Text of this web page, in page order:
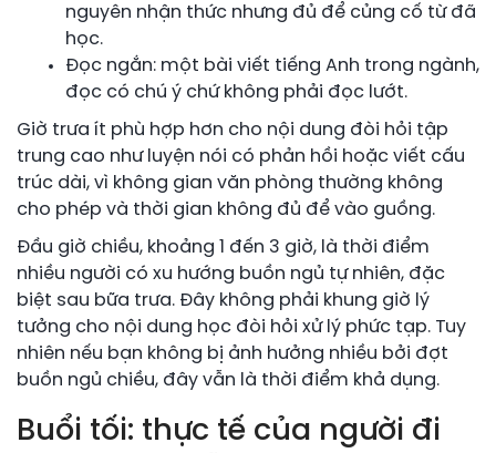
nguyên nhận thức nhưng đủ để củng cố từ đã
học.
Đọc ngắn: một bài viết tiếng Anh trong ngành,
đọc có chú ý chứ không phải đọc lướt.
Giờ trưa ít phù hợp hơn cho nội dung đòi hỏi tập
trung cao như luyện nói có phản hồi hoặc viết cấu
trúc dài, vì không gian văn phòng thường không
cho phép và thời gian không đủ để vào guồng.
Đầu giờ chiều, khoảng 1 đến 3 giờ, là thời điểm
nhiều người có xu hướng buồn ngủ tự nhiên, đặc
biệt sau bữa trưa. Đây không phải khung giờ lý
tưởng cho nội dung học đòi hỏi xử lý phức tạp. Tuy
nhiên nếu bạn không bị ảnh hưởng nhiều bởi đợt
buồn ngủ chiều, đây vẫn là thời điểm khả dụng.
Buổi tối: thực tế của người đi